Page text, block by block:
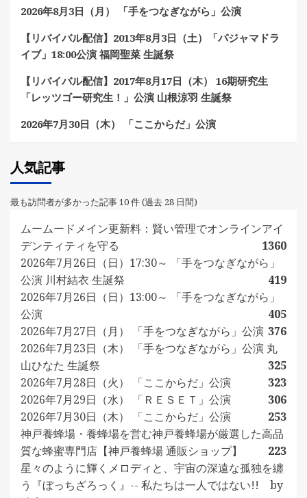
2026年8月3日（月） 「手をつなぎながら」公演
【リバイバル配信】2013年8月3日（土）「パジャマドラ
イブ」18:00公演 福岡聖菜 生誕祭
【リバイバル配信】2017年8月17日（木） 16期研究生
「レッツゴー研究生！」公演 山根涼羽 生誕祭
2026年7月30日（木） 「ここからだ」公演
人気記事
最も訪問者が多かった記事 10 件 (過去 28 日間)
ムームードメイン更新料：賢い管理でオンラインアイ
デンティティを守る
1360
2026年7月26日（日）17:30～ 「手をつなぎながら」
公演 川村結衣 生誕祭
419
2026年7月26日（日）13:00～ 「手をつなぎながら」
公演
405
2026年7月27日（月） 「手をつなぎながら」公演 376
2026年7月23日（木） 「手をつなぎながら」公演 丸
山ひなた 生誕祭
325
2026年7月28日（火） 「ここからだ」公演
323
2026年7月29日（水） 「ＲＥＳＥＴ」公演
306
2026年7月30日（木） 「ここからだ」公演
253
神戸養蜂場・養蜂場を営む神戸養蜂場が厳選した高品
質な蜂蜜専門店【神戸養蜂場 通販ショップ】
223
星々のように輝くメロディと、宇宙の深遠な孤独を纏
う『ぼっちざろっく』-- 私たちは一人ではない!! by